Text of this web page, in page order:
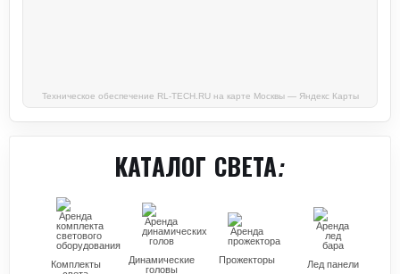
Техническое обеспечение RL-TECH.RU на карте Москвы — Яндекс Карты
КАТАЛОГ СВЕТА:
Комплекты
Динамические
головы
Прожекторы Лед панели